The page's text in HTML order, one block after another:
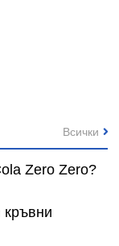
Zero Zero?
Всички